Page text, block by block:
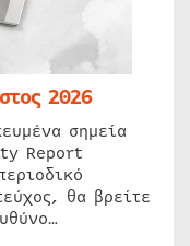
2026
σημεία
Report
θα βρείτε